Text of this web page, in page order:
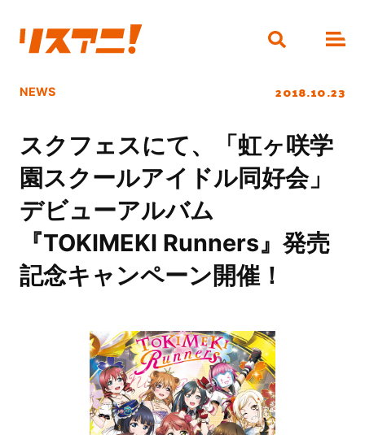
NEWS 2018.10.23
スクフェスにて、「虹ヶ咲学
園スクールアイドル同好会」
デビューアルバム
『TOKIMEKI Runners』発売
記念キャンペーン開催！